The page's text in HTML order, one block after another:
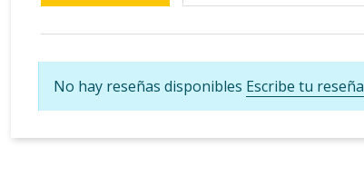
No hay reseñas disponibles Escribe tu reseña